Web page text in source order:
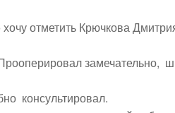
отметить Крючкова
замечательно,
консультировал.